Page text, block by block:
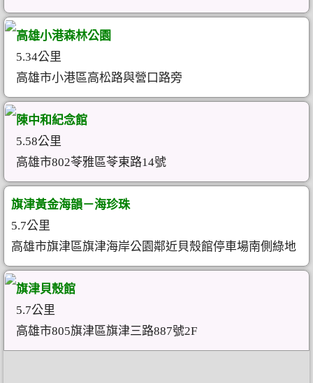
高雄小港森林公園
5.34公里
高雄市小港區高松路與營口路旁
陳中和紀念館
5.58公里
高雄市802苓雅區苓東路14號
旗津黃金海韻－海珍珠
5.7公里
高雄市旗津區旗津海岸公園鄰近貝殼館停車場南側綠地
旗津貝殼館
5.7公里
高雄市805旗津區旗津三路887號2F